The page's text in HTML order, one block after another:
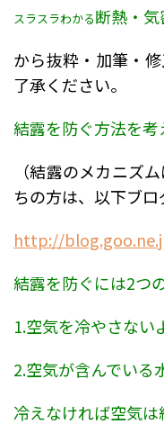
スラスラわかる断熱・気
から抜粋・加筆・
了承ください。
結露を防ぐ方法を考
（結露のメカニズ
ちの方は、以下ブロ
http://
結露を防ぐには2つ
1.空気を冷やさない
2.空気が含んでいる
冷えなければ空気は